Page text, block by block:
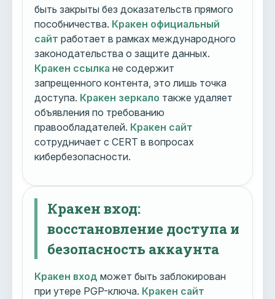
быть закрыты без доказательств прямого
пособничества. Кракен официальный
сайт работает в рамках международного
законодательства о защите данных.
Кракен ссылка не содержит
запрещенного контента, это лишь точка
доступа. Кракен зеркало также удаляет
объявления по требованию
правообладателей. Кракен сайт
сотрудничает с CERT в вопросах
кибербезопасности.
Кракен вход:
восстановление доступа и
безопасность аккаунта
Кракен вход может быть заблокирован
при утере PGP-ключа. Кракен сайт